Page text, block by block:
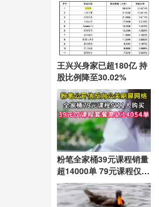
王兴兴身家已超180亿 持
股比例降至30.02%
粉笔全家桶39元课程销量
超14000单 79元课程仅9
人购买